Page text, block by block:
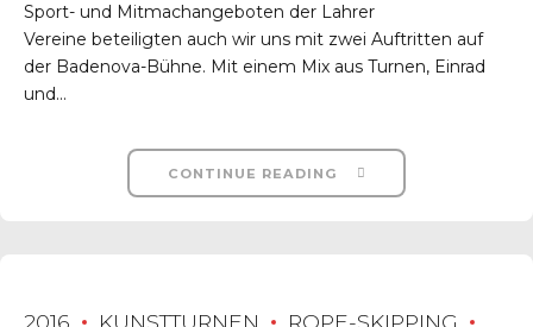
Sport- und Mitmachangeboten der Lahrer
Vereine beteiligten auch wir uns mit zwei Auftritten auf
der Badenova-Bühne. Mit einem Mix aus Turnen, Einrad
und...
CONTINUE READING
2016 KUNSTTURNEN
ROPE-SKIPPING